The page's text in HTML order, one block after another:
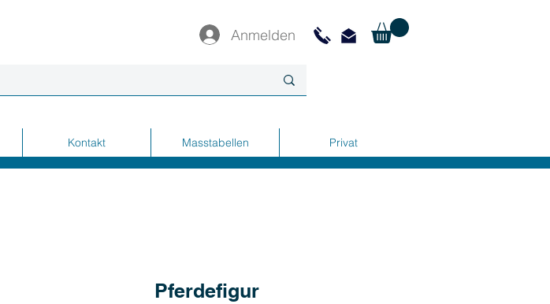
Anmelden
Kontakt Masstabellen Privat
Pferdefigur